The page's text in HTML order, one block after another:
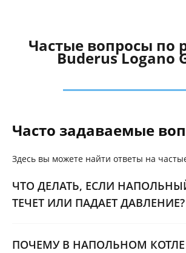
Частые вопросы по
Buderus Logano
Часто задаваемые
Здесь вы можете найти ответы на
ЧТО ДЕЛАТЬ, ЕСЛИ
ТЕЧЕТ ИЛИ ПАДАЕТ ДАВЛЕНИЕ?
ПОЧЕМУ В НАПОЛЬНОМ КОТЛЕ